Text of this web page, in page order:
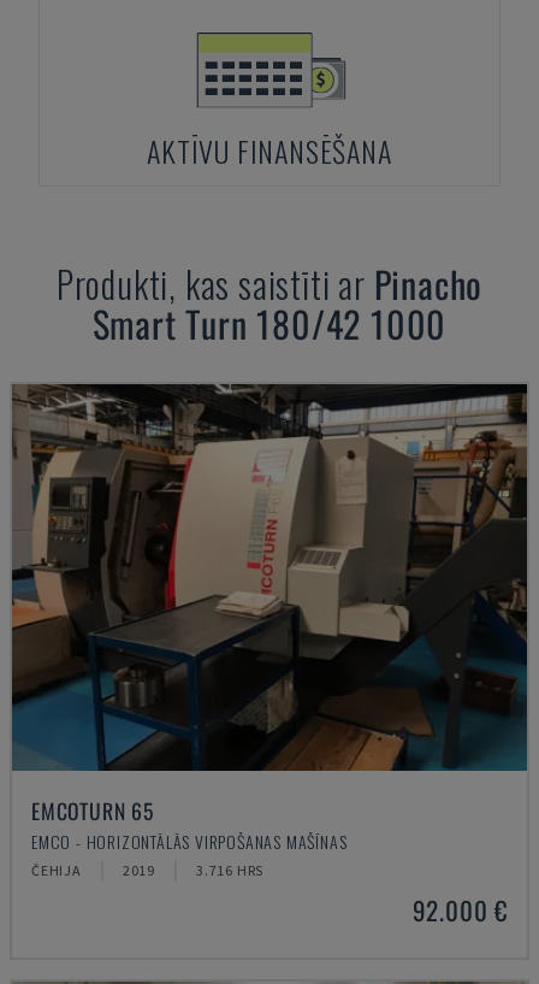
AKTĪVU FINANSĒŠANA
Produkti, kas saistīti ar Pinacho
Smart Turn 180/42 1000
EMCOTURN 65
EMCO - HORIZONTĀLĀS VIRPOŠANAS MAŠĪNAS
ČEHIJA 2019 3.716 HRS
92.000 €